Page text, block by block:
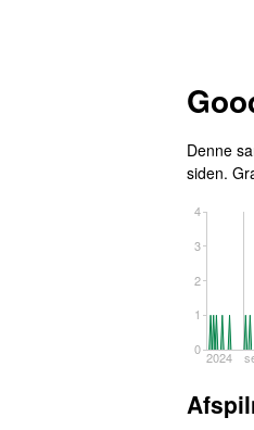
Denne
siden.
2024
0
1
2
3
4